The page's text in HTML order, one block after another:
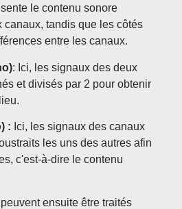
le contenu sonore
canaux, tandis que les côtés
entre les canaux.
: Ici, les signaux des deux
et divisés par 2 pour obtenir
: Ici, les signaux des canaux
les uns des autres afin
c'est-à-dire le contenu
ensuite être traités